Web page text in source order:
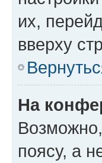
их,
вверху
На
поясу, а